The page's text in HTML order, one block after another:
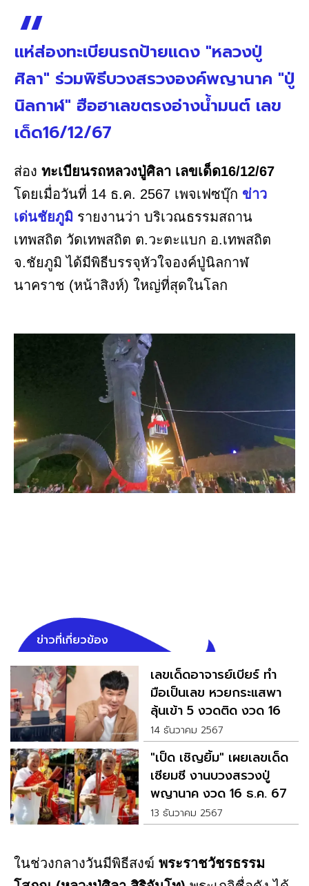
แห่ส่องทะเบียนรถป้ายแดง "หลวงปู่
ศิลา" ร่วมพิธีบวงสรวงองค์พญานาค "ปู่
นิลกาฬ" ฮือฮาเลขตรงอ่างน้ำมนต์ เลข
เด็ด16/12/67
ส่อง ทะเบียนรถหลวงปู่ศิลา เลขเด็ด16/12/67
โดยเมื่อวันที่ 14 ธ.ค. 2567 เพจเฟซบุ๊ก ข่าว
เด่นชัยภูมิ รายงานว่า บริเวณธรรมสถาน
เทพสถิต วัดเทพสถิต ต.วะตะแบก อ.เทพสถิต
จ.ชัยภูมิ ได้มีพิธีบรรจุหัวใจองค์ปู่นิลกาฬ
นาคราช (หน้าสิงห์) ใหญ่ที่สุดในโลก
ข่าวที่เกี่ยวข้อง
เลขเด็ดอาจารย์เบียร์ ทำ
มือเป็นเลข หวยกระแสพา
ลุ้นเข้า 5 งวดติด งวด 16
ธ.ค. นี้
14 ธันวาคม 2567
"เป็ด เชิญยิ้ม" เผยเลขเด็ด
เซียมซี งานบวงสรวงปู่
พญานาค งวด 16 ธ.ค. 67
13 ธันวาคม 2567
ในช่วงกลางวันมีพิธีสงฆ์ พระราชวัชรธรรม